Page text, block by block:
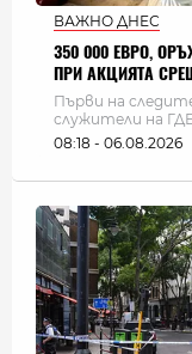
ВАЖНО ДНЕС
350 000 ЕВРО,
ПРИ АКЦИЯТА
Първи на
служители на
08:18 - 06.08.2026